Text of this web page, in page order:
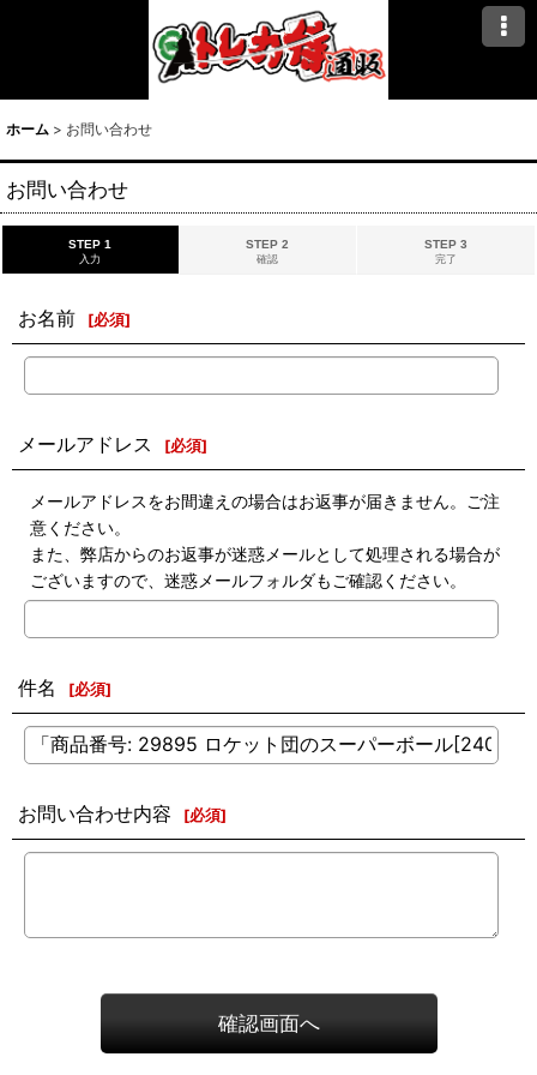
ホーム > お問い合わせ
お問い合わせ
STEP 1
入力
STEP 2
確認
STEP 3
完了
お名前 [必須]
メールアドレス [必須]
メールアドレスをお間違えの場合はお返事が届きません。ご注
意ください。
また、弊店からのお返事が迷惑メールとして処理される場合が
ございますので、迷惑メールフォルダもご確認ください。
件名 [必須]
お問い合わせ内容 [必須]
確認画面へ